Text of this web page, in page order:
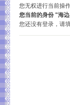
您无权进行当前操
您当前的身份 "海
您还没有登录，请